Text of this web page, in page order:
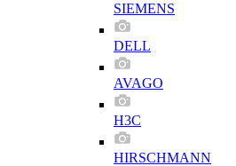
SIEMENS
DELL
AVAGO
H3C
HIRSCHMANN